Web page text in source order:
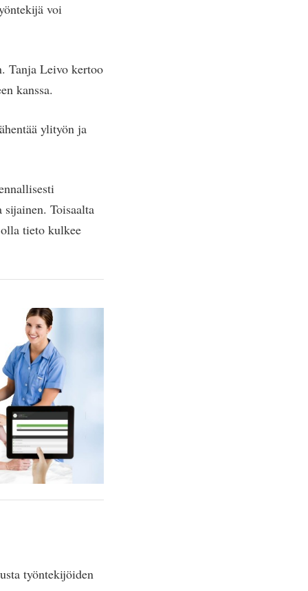
voi
Tanja Leivo kertoo
kanssa.
ylityön ja
Toisaalta
tieto kulkee
työntekijöiden